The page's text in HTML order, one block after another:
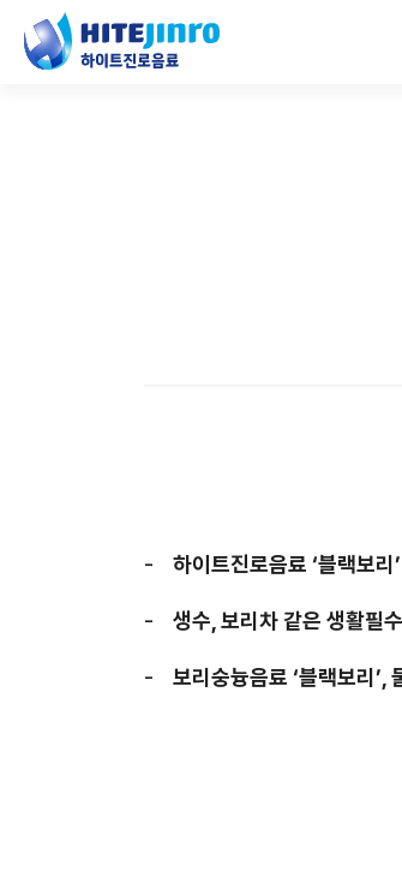
- 하이트진로음료 ‘블랙보리’
- 생수 보리차 같은 생활필
- 보리숭늉음료 ‘블랙보리’